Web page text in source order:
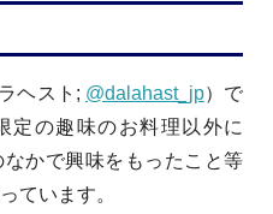
ヘスト; @dalahast_jp）で
定の趣味のお料理以外に
なかで興味をもったこと等
ています。